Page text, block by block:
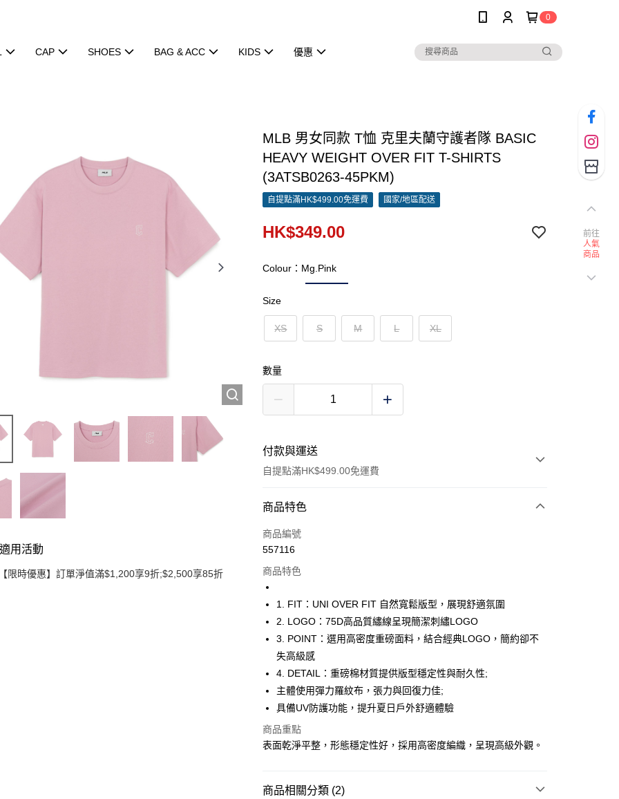
0
CAP SHOES BAG & ACC KIDS 優惠
用活動
限時優惠】訂單淨值滿$1,200享9折;$2,500享85折
MLB 男女同款 T恤 克里夫蘭守護者隊 BASIC
HEAVY WEIGHT OVER FIT T-SHIRTS
(3ATSB0263-45PKM)
自提點滿HK$499.00免運費 國家/地區配送
HK$349.00
Colour：Mg.Pink
Size
XS S M L XL
數量
付款與運送
自提點滿HK$499.00免運費
付款方式
信用卡
AlipayHK
WeChat Pay
送貨方式
付款後順豐站及營業點
每筆HK$50.00，滿HK$499.00或以上免運費
付款後順豐合作便利店
送貨上門免運優惠
商品特色
商品編號
557116
商品特色
1. FIT：UNI OVER FIT 自然寬鬆版型，展現舒適氛圍
2. LOGO：75D高品質繡線呈現簡潔刺繡LOGO
3. POINT：選用高密度重磅面料，結合經典LOGO，簡約卻不
失高級感
4. DETAIL：重磅棉材質提供版型穩定性與耐久性;
主體使用彈力羅紋布，張力與回復力佳;
具備UV防護功能，提升夏日戶外舒適體驗
商品重點
表面乾淨平整，形態穩定性好，採用高密度編織，呈現高級外觀。
商品相關分類 (2)
前往
人氣
商品